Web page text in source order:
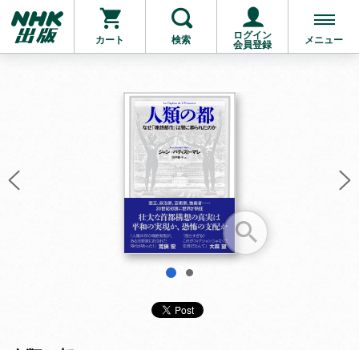
カート 検索
ログイン
会員登録
メニュー
お支払いに進む
他にも商品を買う
1